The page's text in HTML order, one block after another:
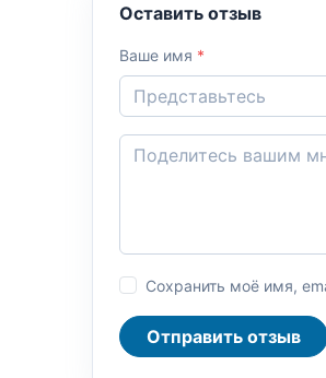
Оставить отзыв
Ваше имя *
Сохранить моё имя,
Отправить отзыв